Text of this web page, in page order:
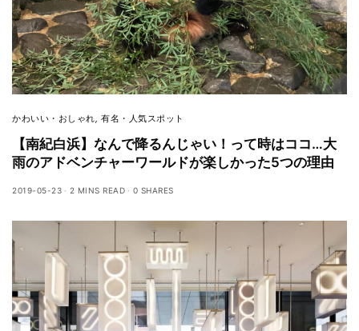
かわいい・おしゃれ,有名・人気スポット
【南紀白浜】なんで降るんじゃい！って時はココ…大
雨のアドベンチャーワールドが楽しかった5つの理由
2019-05-23 2 MINS READ 0 SHARES